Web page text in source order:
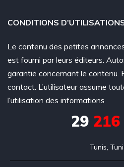
CONDITIONS
Le contenu des petites
est fourni par leurs éditeurs.
garantie concernant le
contact. L’utilisateur assume
l’utilisation des informations
29
Tunis,